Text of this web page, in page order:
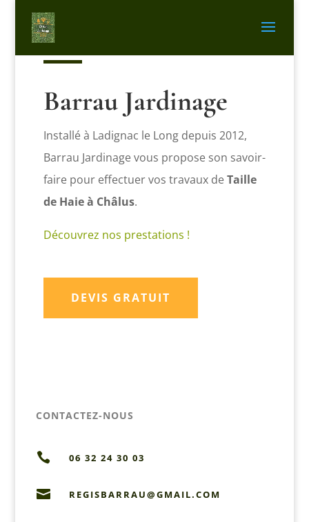
Barrau Jardinage
Installé à Ladignac le Long depuis 2012,
Barrau Jardinage vous propose son savoir-
faire pour effectuer vos travaux deTaille
de Haie à Châlus.
Découvrez nos prestations !
DEVIS GRATUIT
CONTACTEZ-NOUS
 06 32 24 30 03
 REGISBARRAU@GMAIL.COM